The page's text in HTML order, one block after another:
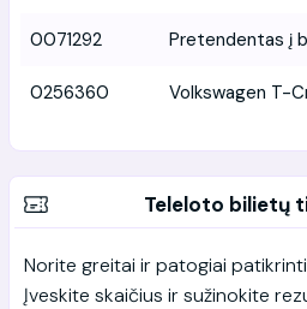
0071292 Pretendentas į
0256360 Volkswagen T-
Teleloto bilietų
Norite greitai ir patogiai
Įveskite skaičius ir sužinokite